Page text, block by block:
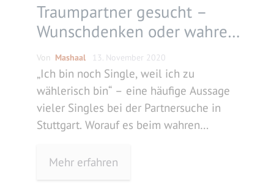
Traumpartner gesucht –
Wunschdenken oder wahres
Liebesglück?
Von Mashaal 13. November 2020
„Ich bin noch Single, weil ich zu
wählerisch bin“ – eine häufige Aussage
vieler Singles bei der Partnersuche in
Stuttgart. Worauf es beim wahren
Mehr erfahren